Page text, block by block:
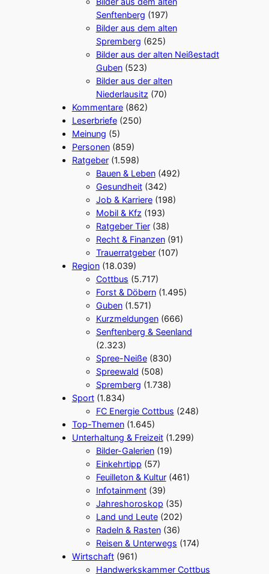
Senftenberg (197)
Bilder aus dem alten
Spremberg (625)
Bilder aus der alten Neißestadt
Guben(523)
Bilder aus der alten
Niederlausitz (70)
Kommentare(862)
Leserbriefe(250)
Meinung (5)
Personen(859)
Ratgeber(1.598)
Bauen & Leben(492)
Gesundheit(342)
Job & Karriere(198)
Mobil & Kfz (193)
Ratgeber Tier(38)
Recht & Finanzen(91)
Trauerratgeber(107)
Region(18.039)
Cottbus (5.717)
Forst & Döbern(1.495)
Guben(1.571)
Kurzmeldungen(666)
Senftenberg & Seenland
(2.323)
Spree-Neiße(830)
Spreewald (508)
Spremberg (1.738)
Sport(1.834)
FC Energie Cottbus (248)
Top-Themen(1.645)
Unterhaltung & Freizeit(1.299)
Bilder-Galerien(19)
Einkehrtipp (57)
Feuilleton & Kultur(461)
Infotainment(39)
Jahreshoroskop (35)
Land und Leute(202)
Radeln & Rasten(36)
Reisen & Unterwegs (174)
Wirtschaft(961)
Handwerkskammer Cottbus